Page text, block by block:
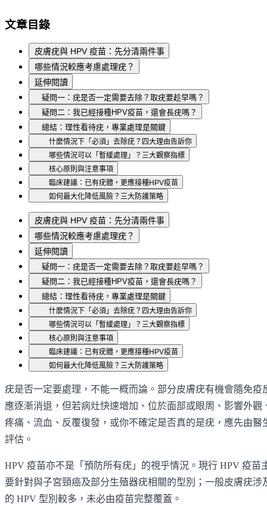
文章目錄
皮膚疣與 HPV 疫苗：先分清兩件事
哪些情況較應考慮處理疣？
延伸閱讀
疑問一：疣是否一定需要去除？取疣要趁早嗎？
疑問二：我已經接種HPV疫苗，還會長疣嗎？
總結：理性看待疣，專業處理是關鍵
什麼情況下「必須」去除疣？四大理由告訴你
哪些情況可以「暫緩處理」？三大觀察指標
核心原則與注意事項
臨床建議：已有疣體，更應接種HPV疫苗
如何最大化降低風險？三大防護策略
皮膚疣與 HPV 疫苗：先分清兩件事
哪些情況較應考慮處理疣？
延伸閱讀
疑問一：疣是否一定需要去除？取疣要趁早嗎？
疑問二：我已經接種HPV疫苗，還會長疣嗎？
總結：理性看待疣，專業處理是關鍵
什麼情況下「必須」去除疣？四大理由告訴你
哪些情況可以「暫緩處理」？三大觀察指標
核心原則與注意事項
臨床建議：已有疣體，更應接種HPV疫苗
如何最大化降低風險？三大防護策略
疣是否一定要處理，不能一概而論。部分皮膚疣有機會隨免疫
應逐漸消退，但若病灶快速增加、位於面部或眼周、影響外觀
疼痛、流血、反覆復發，或你不確定是否真的是疣，應先由醫
評估。
HPV 疫苗亦不是「預防所有疣」的視乎情況。現行 HPV 疫苗
要針對與子宮頸癌及部分生殖器疣相關的型別；一般皮膚疣涉
的 HPV 型別較多，未必由疫苗完整覆蓋。